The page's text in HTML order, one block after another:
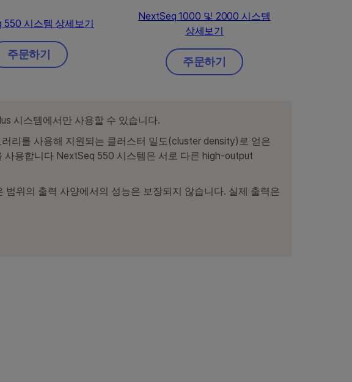
550 시스템 상세보기
주문하기
NextSeq 1000 및 2000 시스템
상세보기
주문하기
시스템에서만 사용할 수 있습니다.
리를 사용해 지원되는 클러스터 밀도(cluster density)로 얻은
용합니다 NextSeq 550 시스템은 서로 다른 high-output
위의 출력 사양에서의 성능은 보장되지 않습니다. 실제 출력은